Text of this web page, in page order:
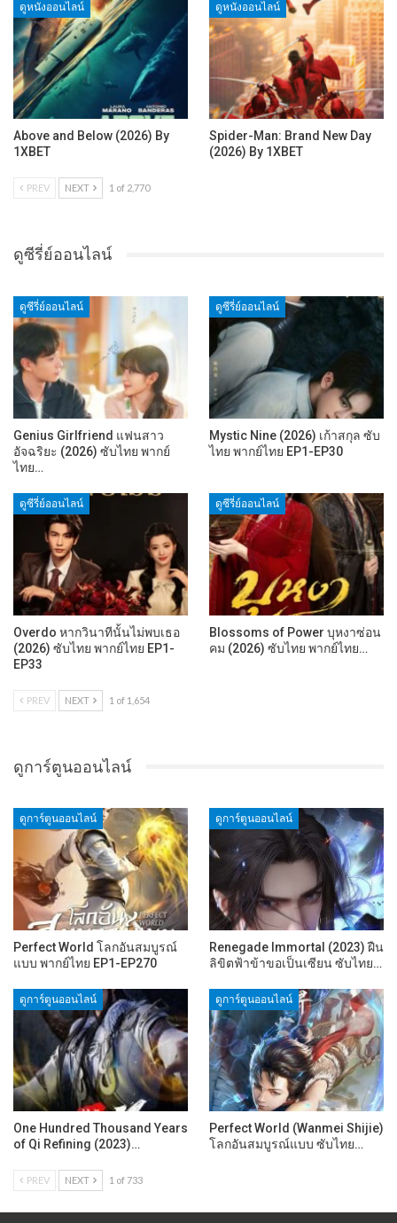
ดูหนังออนไลน์
Above and Below (2026) By
1XBET
ดูหนังออนไลน์
Spider-Man: Brand New Day
(2026) By 1XBET
PREV NEXT 1 of 2,770
ดูซีรี่ย์ออนไลน์
ดูซีรี่ย์ออนไลน์
Genius Girlfriend แฟนสาว
อัจฉริยะ (2026) ซับไทย พากย์
ไทย…
ดูซีรี่ย์ออนไลน์
Mystic Nine (2026) เก้าสกุล ซับ
ไทย พากย์ไทย EP1-EP30
ดูซีรี่ย์ออนไลน์
Overdo หากวินาทีนั้นไม่พบเธอ
(2026) ซับไทย พากย์ไทย EP1-
EP33
ดูซีรี่ย์ออนไลน์
Blossoms of Power บุหงาซ่อน
คม (2026) ซับไทย พากย์ไทย…
PREV NEXT 1 of 1,654
ดูการ์ตูนออนไลน์
ดูการ์ตูนออนไลน์
Perfect World โลกอันสมบูรณ์
แบบ พากย์ไทย EP1-EP270
ดูการ์ตูนออนไลน์
Renegade Immortal (2023) ฝืน
ลิขิตฟ้าข้าขอเป็นเซียน ซับไทย…
ดูการ์ตูนออนไลน์
One Hundred Thousand Years
of Qi Refining (2023)…
ดูการ์ตูนออนไลน์
Perfect World (Wanmei Shijie)
โลกอันสมบูรณ์แบบ ซับไทย…
PREV NEXT 1 of 733